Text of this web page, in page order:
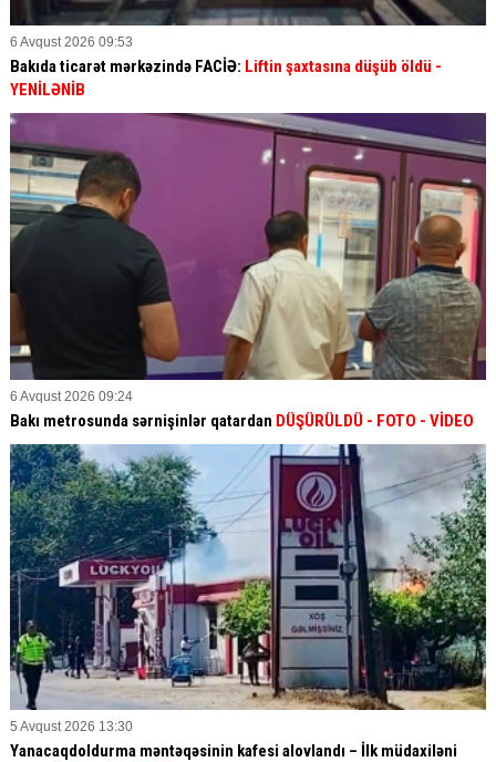
6 Avqust 2026 09:53
Bakıda ticarət mərkəzində FACİƏ: Liftin şaxtasına düşüb öldü -
YENİLƏNİB
6 Avqust 2026 09:24
Bakı metrosunda sərnişinlər qatardan DÜŞÜRÜLDÜ - FOTO - VİDEO
5 Avqust 2026 13:30
Yanacaqdoldurma məntəqəsinin kafesi alovlandı – İlk müdaxiləni